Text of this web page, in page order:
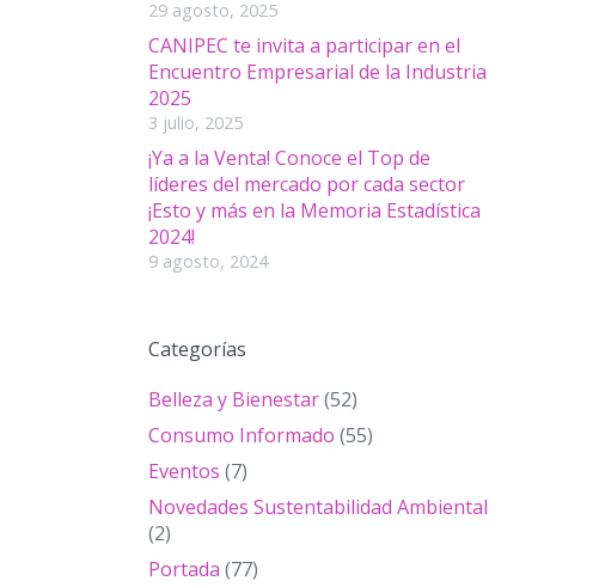
29 agosto, 2025
CANIPEC te invita a participar en el
Encuentro Empresarial de la Industria
2025
3 julio, 2025
¡Ya a la Venta! Conoce el Top de
líderes del mercado por cada sector
¡Esto y más en la Memoria Estadística
2024!
9 agosto, 2024
Categorías
Belleza y Bienestar(52)
Consumo Informado (55)
Eventos (7)
Novedades Sustentabilidad Ambiental
(2)
Portada (77)